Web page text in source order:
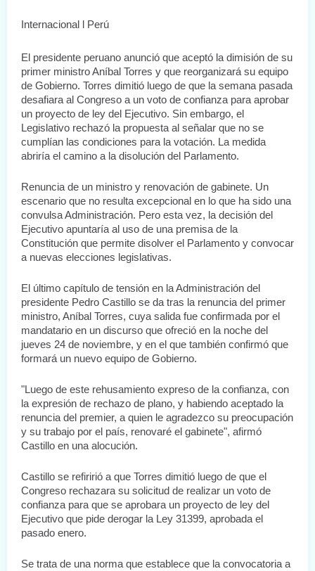
Internacional l Perú
El presidente peruano anunció que aceptó la dimisión de su
primer ministro Aníbal Torres y que reorganizará su equipo
de Gobierno. Torres dimitió luego de que la semana pasada
desafiara al Congreso a un voto de confianza para aprobar
un proyecto de ley del Ejecutivo. Sin embargo, el
Legislativo rechazó la propuesta al señalar que no se
cumplían las condiciones para la votación. La medida
abriría el camino a la disolución del Parlamento.
Renuncia de un ministro y renovación de gabinete. Un
escenario que no resulta excepcional en lo que ha sido una
convulsa Administración. Pero esta vez, la decisión del
Ejecutivo apuntaría al uso de una premisa de la
Constitución que permite disolver el Parlamento y convocar
a nuevas elecciones legislativas.
El último capítulo de tensión en la Administración del
presidente Pedro Castillo se da tras la renuncia del primer
ministro, Aníbal Torres, cuya salida fue confirmada por el
mandatario en un discurso que ofreció en la noche del
jueves 24 de noviembre, y en el que también confirmó que
formará un nuevo equipo de Gobierno.
"Luego de este rehusamiento expreso de la confianza, con
la expresión de rechazo de plano, y habiendo aceptado la
renuncia del premier, a quien le agradezco su preocupación
y su trabajo por el país, renovaré el gabinete", afirmó
Castillo en una alocución.
Castillo se refiririó a que Torres dimitió luego de que el
Congreso rechazara su solicitud de realizar un voto de
confianza para que se aprobara un proyecto de ley del
Ejecutivo que pide derogar la Ley 31399, aprobada el
pasado enero.
Se trata de una norma que establece que la convocatoria a